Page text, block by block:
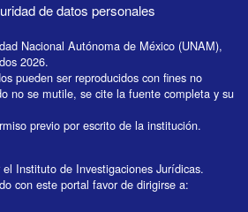
de datos personales
Nacional Autónoma de México (UNAM),
2026.
pueden ser reproducidos con fines no
no se mutile, se cite la fuente completa y su
previo por escrito de la institución.
Instituto de Investigaciones Jurídicas.
con este portal favor de dirigirse a: